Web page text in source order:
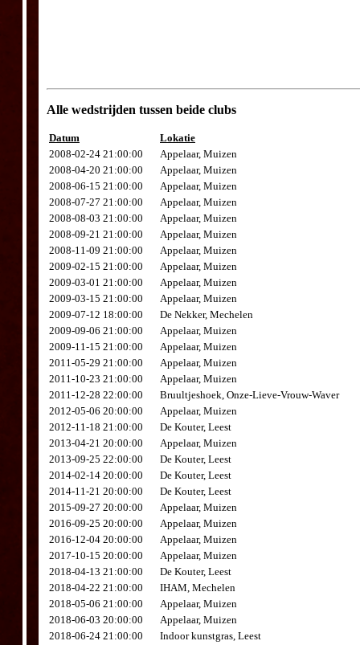
Alle wedstrijden tussen beide clubs
Datum
Lokatie
2008-02-24 21:00:00
Appelaar, Muizen
2008-04-20 21:00:00
Appelaar, Muizen
2008-06-15 21:00:00
Appelaar, Muizen
2008-07-27 21:00:00
Appelaar, Muizen
2008-08-03 21:00:00
Appelaar, Muizen
2008-09-21 21:00:00
Appelaar, Muizen
2008-11-09 21:00:00
Appelaar, Muizen
2009-02-15 21:00:00
Appelaar, Muizen
2009-03-01 21:00:00
Appelaar, Muizen
2009-03-15 21:00:00
Appelaar, Muizen
2009-07-12 18:00:00
De Nekker, Mechelen
2009-09-06 21:00:00
Appelaar, Muizen
2009-11-15 21:00:00
Appelaar, Muizen
2011-05-29 21:00:00
Appelaar, Muizen
2011-10-23 21:00:00
Appelaar, Muizen
2011-12-28 22:00:00
Bruultjeshoek, Onze-Lieve-Vrouw-Waver
2012-05-06 20:00:00
Appelaar, Muizen
2012-11-18 21:00:00
De Kouter, Leest
2013-04-21 20:00:00
Appelaar, Muizen
2013-09-25 22:00:00
De Kouter, Leest
2014-02-14 20:00:00
De Kouter, Leest
2014-11-21 20:00:00
De Kouter, Leest
2015-09-27 20:00:00
Appelaar, Muizen
2016-09-25 20:00:00
Appelaar, Muizen
2016-12-04 20:00:00
Appelaar, Muizen
2017-10-15 20:00:00
Appelaar, Muizen
2018-04-13 21:00:00
De Kouter, Leest
2018-04-22 21:00:00
IHAM, Mechelen
2018-05-06 21:00:00
Appelaar, Muizen
2018-06-03 20:00:00
Appelaar, Muizen
2018-06-24 21:00:00
Indoor kunstgras, Leest